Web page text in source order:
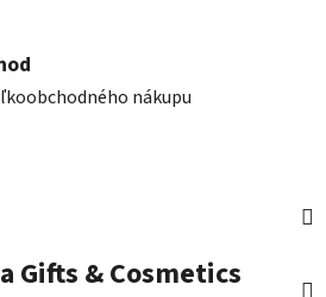
nákupu
Gifts & Cosmetics